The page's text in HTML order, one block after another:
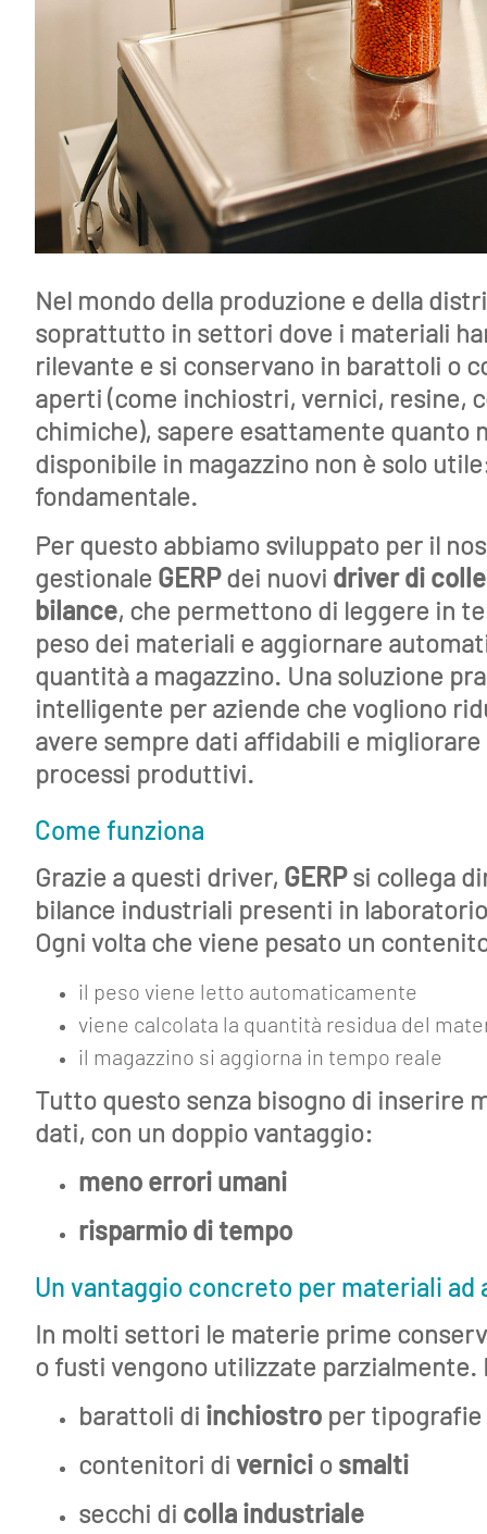
About
Strumenti
Collegamenti
Industria
4.0
Eventi
Blog
Lavora
con
noi
Mediakit
Contatti
Nel mondo della produzione e della
soprattutto in settori dove i materiali
rilevante e si conservano in barattoli o
aperti (come inchiostri, vernici, resine,
chimiche), sapere esattamente quanto
disponibile in magazzino non è solo
fondamentale.
Per questo abbiamo sviluppato per il
gestionale GERPdei nuovi driver di
bilance, che permettono di leggere in
peso dei materiali e aggiornare
quantità a magazzino. Una soluzione
intelligente per aziende che vogliono
avere sempre dati affidabili e
processi produttivi.
Come funziona
Grazie a questi driver, GERPsi collega
bilance industriali presenti in
Ogni volta che viene pesato un
il peso viene letto automaticamente
viene calcolata la quantità residua del
il magazzino si aggiorna in tempo reale
Tutto questo senza bisogno di inserire
dati, con un doppio vantaggio:
meno errori umani
risparmio di tempo
Un vantaggio concreto per materiali ad
In molti settori le materie prime
o fusti vengono utilizzate parzialmente.
barattoli di inchiostro per
contenitori di vernici o smalti
secchi di colla industriale